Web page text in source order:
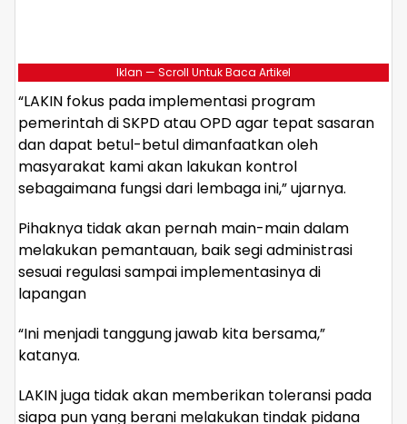
Iklan — Scroll Untuk Baca Artikel
“LAKIN fokus pada implementasi program
pemerintah di SKPD atau OPD agar tepat sasaran
dan dapat betul-betul dimanfaatkan oleh
masyarakat kami akan lakukan kontrol
sebagaimana fungsi dari lembaga ini,” ujarnya.
Pihaknya tidak akan pernah main-main dalam
melakukan pemantauan, baik segi administrasi
sesuai regulasi sampai implementasinya di
lapangan
“Ini menjadi tanggung jawab kita bersama,”
katanya.
LAKIN juga tidak akan memberikan toleransi pada
siapa pun yang berani melakukan tindak pidana